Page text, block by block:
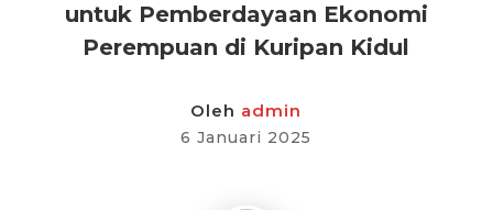
untuk Pemberdayaan Ekonomi
Perempuan di Kuripan Kidul
Oleh admin
6 Januari 2025